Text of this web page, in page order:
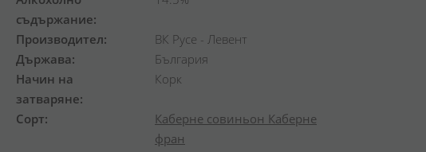
съдържание
Производител
ВК Русе - Левент
Държава
България
Начин на
затваряне
Корк
Сорт Каберне совиньон Каберне
фран